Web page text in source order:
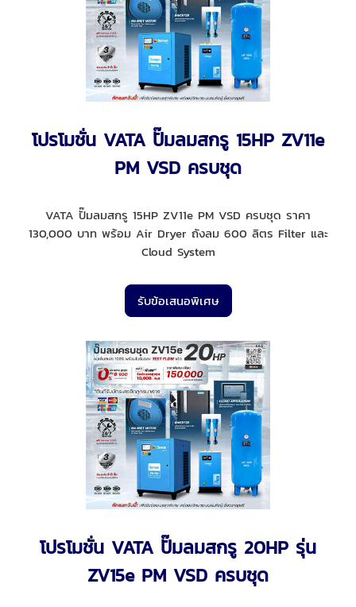
โปรโมชั่น VATA ปั๊มลมสกรู 15HP ZV11e
PM VSD ครบชุด
VATA ปั๊มลมสกรู 15HP ZV11e PM VSD ครบชุด ราคา
130,000 บาท พร้อม Air Dryer ถังลม 600 ลิตร Filter และ
Cloud System
รับข้อเสนอพิเศษ
โปรโมชั่น VATA ปั๊มลมสกรู 20HP รุ่น
ZV15e PM VSD ครบชุด